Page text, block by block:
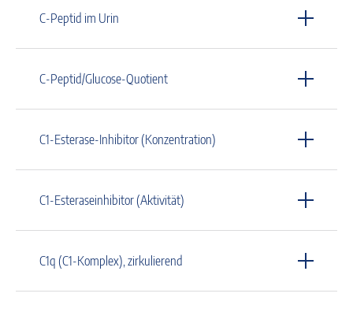
C-Peptid im Urin
C-Peptid/Glucose-Quotient
C1-Esterase-Inhibitor (Konzentration)
C1-Esteraseinhibitor (Aktivität)
C1q (C1-Komplex), zirkulierend